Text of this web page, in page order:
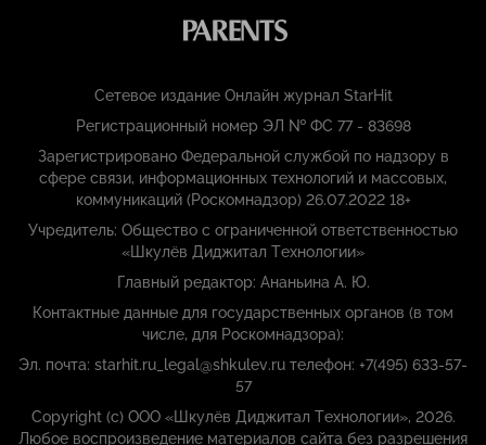
Сетевое издание Онлайн журнал StarHit
Регистрационный номер ЭЛ № ФС 77 - 83698
Зарегистрировано Федеральной службой по надзору в
сфере связи, информационных технологий и массовых,
коммуникаций (Роскомнадзор) 26.07.2022 18+
Учредитель: Общество с ограниченной ответственностью
«Шкулёв Диджитал Технологии»
Главный редактор: Ананьина А. Ю.
Контактные данные для государственных органов (в том
числе, для Роскомнадзора):
Эл. почта: starhit.ru_legal@shkulev.ru телефон: +7(495) 633-57-
57
Copyright (с) ООО «Шкулёв Диджитал Технологии», 2026.
Любое воспроизведение материалов сайта без разрешения